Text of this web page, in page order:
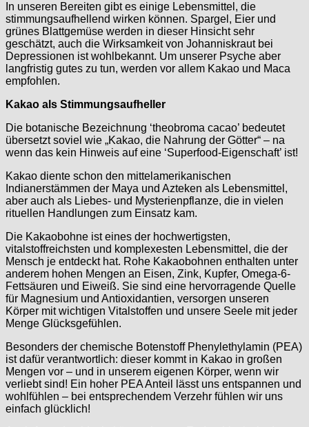
In unseren Bereiten gibt es einige Lebensmittel, die
stimmungsaufhellend wirken können. Spargel, Eier und
grünes Blattgemüse werden in dieser Hinsicht sehr
geschätzt, auch die Wirksamkeit von Johanniskraut bei
Depressionen ist wohlbekannt. Um unserer Psyche aber
langfristig gutes zu tun, werden vor allem Kakao und Maca
empfohlen.
Kakao als Stimmungsaufheller
Die botanische Bezeichnung ‘theobroma cacao’ bedeutet
übersetzt soviel wie „Kakao, die Nahrung der Götter“ – na
wenn das kein Hinweis auf eine ‘Superfood-Eigenschaft’ ist!
Kakao diente schon den mittelamerikanischen
Indianerstämmen der Maya und Azteken als Lebensmittel,
aber auch als Liebes- und Mysterienpflanze, die in vielen
rituellen Handlungen zum Einsatz kam.
Die Kakaobohne ist eines der hochwertigsten,
vitalstoffreichsten und komplexesten Lebensmittel, die der
Mensch je entdeckt hat. Rohe Kakaobohnen enthalten unter
anderem hohen Mengen an Eisen, Zink, Kupfer, Omega-6-
Fettsäuren und Eiweiß. Sie sind eine hervorragende Quelle
für Magnesium und Antioxidantien, versorgen unseren
Körper mit wichtigen Vitalstoffen und unsere Seele mit jeder
Menge Glücksgefühlen.
Besonders der chemische Botenstoff Phenylethylamin (PEA)
ist dafür verantwortlich: dieser kommt in Kakao in großen
Mengen vor – und in unserem eigenen Körper, wenn wir
verliebt sind! Ein hoher PEA Anteil lässt uns entspannen und
wohlfühlen – bei entsprechendem Verzehr fühlen wir uns
einfach glücklich!